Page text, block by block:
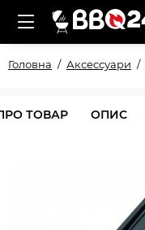
Головна Аксессуари
ТОВАР ОПИС